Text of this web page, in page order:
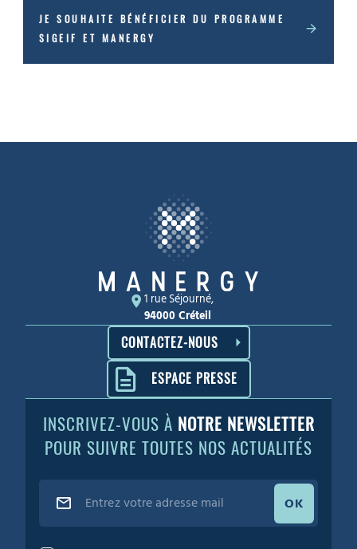
Enquête de satisfaction.
JE SOUHAITE BÉNÉFICIER DU PROGRAMME
SIGEIF ET MANERGY
1 rue Séjourné,
94000 Créteil
CONTACTEZ-NOUS
ESPACE PRESSE
INSCRIVEZ-VOUS À NOTRE NEWSLETTER
POUR SUIVRE TOUTES NOS ACTUALITÉS
OK